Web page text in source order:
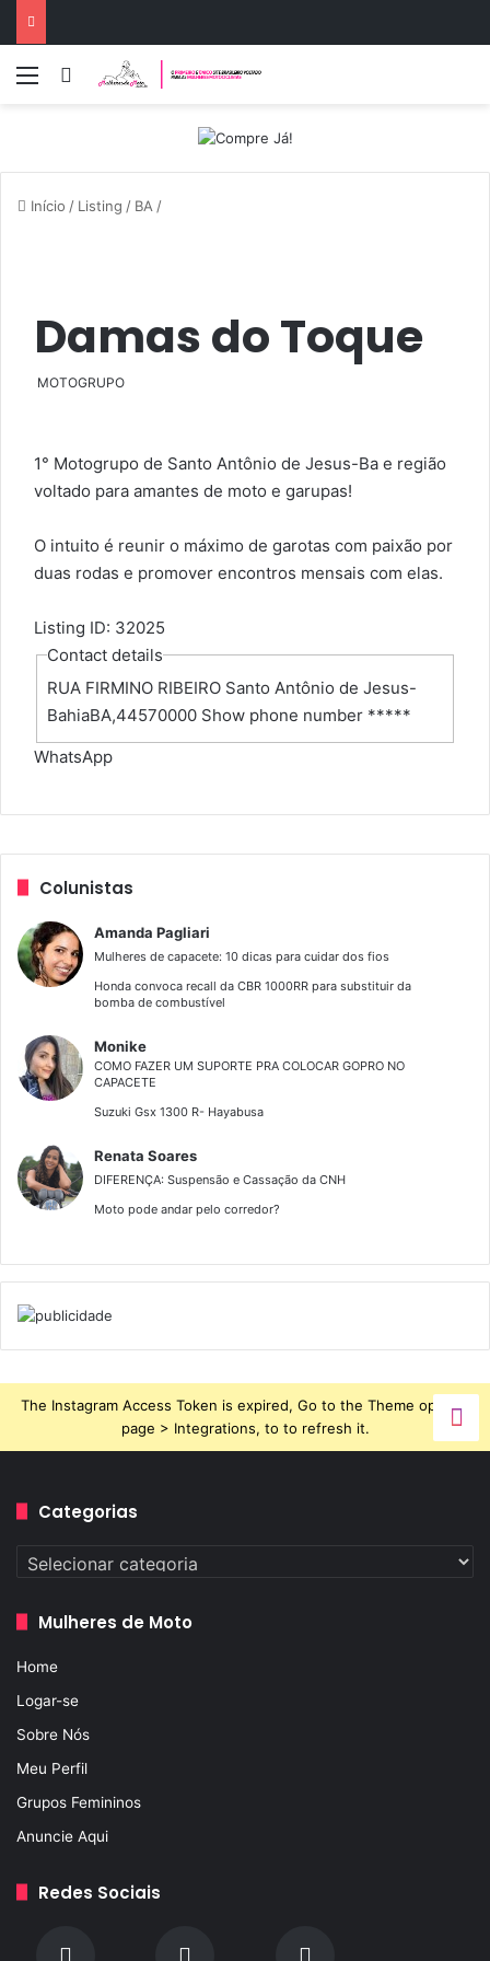
Menu Entrar
Início / Listing / BA /
Damas do Toque
MOTOGRUPO
1° Motogrupo de Santo Antônio de Jesus-Ba e região
voltado para amantes de moto e garupas!
O intuito é reunir o máximo de garotas com paixão por
duas rodas e promover encontros mensais com elas.
Listing ID: 32025
Contact details
RUA FIRMINO RIBEIRO Santo Antônio de Jesus-
BahiaBA,44570000 Show phone number *****
WhatsApp
Colunistas
Amanda Pagliari
Mulheres de capacete: 10 dicas para cuidar dos fios
Honda convoca recall da CBR 1000RR para substituir da
bomba de combustível
Monike
COMO FAZER UM SUPORTE PRA COLOCAR GOPRO NO
CAPACETE
Suzuki Gsx 1300 R- Hayabusa
Renata Soares
DIFERENÇA: Suspensão e Cassação da CNH
Moto pode andar pelo corredor?
The Instagram Access Token is expired, Go to the Theme options
page > Integrations, to to refresh it.
Categorias
Categorias
Mulheres de Moto
Home
Logar-se
Sobre Nós
Meu Perfil
Grupos Femininos
Anuncie Aqui
Redes Sociais